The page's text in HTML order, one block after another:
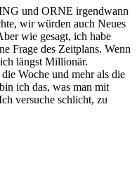
und ORNE irgendwann
wir würden auch Neues
wie gesagt, ich habe
Frage des Zeitplans. Wenn
längst Millionär.
Woche und mehr als die
ich das, was man mit
versuche schlicht, zu